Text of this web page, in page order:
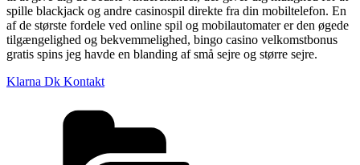
spille blackjack og andre casinospil direkte fra din mobiltelefon. En
af de største fordele ved online spil og mobilautomater er den øgede
tilgængelighed og bekvemmelighed, bingo casino velkomstbonus
gratis spins jeg havde en blanding af små sejre og større sejre.
Klarna Dk Kontakt